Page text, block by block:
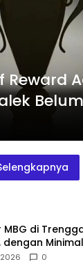
Reward
MBG di
dengan
2
0